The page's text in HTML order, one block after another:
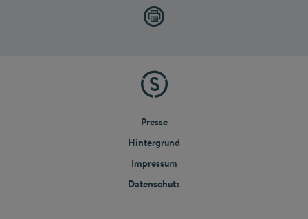
Presse
Hintergrund
Impressum
Datenschutz